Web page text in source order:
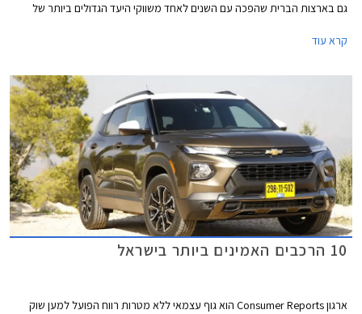
גם בארצות הברית שהפכה עם השנים לאחד משווקי היעד הגדולים ביותר של
ופליטת המזהמים הנמוכות. השימוש במכוניות טויוטה פריוס חסך מהאטמוספרה
פריוס לאור העובדה שטויוטה מציעה כעת יחידות הנעה היברידיות בדגמי המסה
המוכרים של המותג, אך לרגל יום הולדת 25 ולאחר למעלה מ- 5 מיליון יחידות
שנמסרו, נחשפת טויוטה פריוס בדור חדש ומסקרן.
קרא עוד
10 הרכבים האמינים ביותר בישראל
ארגון Consumer Reports הוא גוף עצמאי ללא מטרות רווח הפועל למען שוק